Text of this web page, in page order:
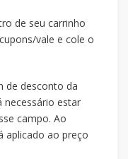
de seu carrinho
vale e cole o
de desconto da
necessário estar
campo. Ao
aplicado ao preço